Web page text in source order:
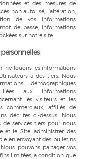
et des mesures de
non autorisé, l’altération,
de vos informations
de passe, informations
sur notre site.
ne louons les informations
à des tiers. Nous
démographiques
aux informations
les visiteurs et les
commerciaux, affiliés de
décrites ci-dessus. Nous
de services tiers pour nous
et le Site. administrer des
en envoyant des bulletins
pouvons partager vos
limitées, à condition que